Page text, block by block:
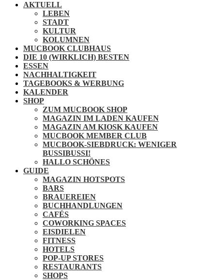
AKTUELL
LEBEN
STADT
KULTUR
KOLUMNEN
MUCBOOK CLUBHAUS
DIE 10 (WIRKLICH) BESTEN
ESSEN
NACHHALTIGKEIT
TAGEBOOKS & WERBUNG
KALENDER
SHOP
ZUM MUCBOOK SHOP
MAGAZIN IM LADEN KAUFEN
MAGAZIN AM KIOSK KAUFEN
MUCBOOK MEMBER CLUB
MUCBOOK-SIEBDRUCK: WENIGER
BUSSIBUSSI!
HALLO SCHÖNES
GUIDE
MAGAZIN HOTSPOTS
BARS
BRAUEREIEN
BUCHHANDLUNGEN
CAFÉS
COWORKING SPACES
EISDIELEN
FITNESS
HOTELS
POP-UP STORES
RESTAURANTS
SHOPS